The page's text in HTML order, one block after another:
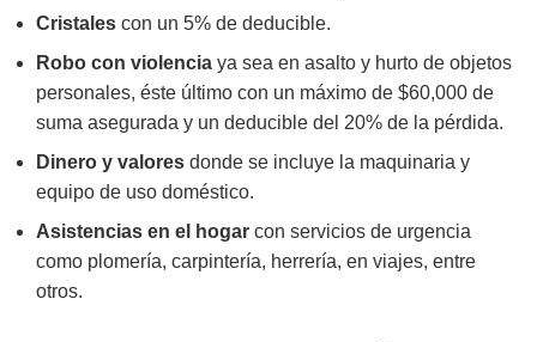
Cristales con un 5% de deducible.
Robo con violencia ya sea en asalto y hurto de objetos
personales, éste último con un máximo de $60,000 de
suma asegurada y un deducible del 20% de la pérdida.
Dinero y valores donde se incluye la maquinaria y
equipo de uso doméstico.
Asistencias en el hogar con servicios de urgencia
como plomería, carpintería, herrería, en viajes, entre
otros.